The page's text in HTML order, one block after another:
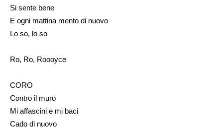
Si sente bene
E ogni mattina mento di nuovo
Lo so, lo so
Ro, Ro, Roooyce
CORO
Contro il muro
Mi affascini e mi baci
Cado di nuovo